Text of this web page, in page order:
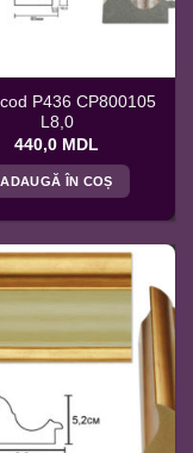
P436 CP800105
L8,0
440,0 MDL
ADAUGĂ ÎN COȘ